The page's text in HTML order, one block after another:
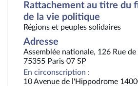
Rattachement au titre du
de la vie politique
Régions et peuples solidaires
Adresse
Assemblée nationale, 126 Rue
75355 Paris 07 SP
En circonscription :
10 Avenue de l'Hippodrome